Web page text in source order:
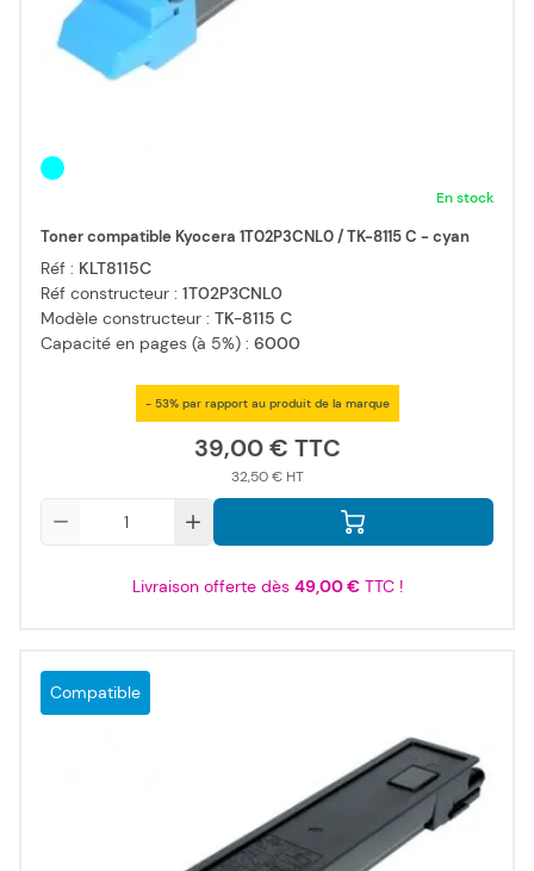
En stock
Toner compatible Kyocera 1T02P3CNL0 / TK-8115 C - cyan
Réf : KLT8115C
Réf constructeur : 1T02P3CNL0
Modèle constructeur : TK-8115 C
Capacité en pages (à 5%) : 6000
- 53% par rapport au produit de la marque
39,00 €
32,50 €
Livraison offerte dès 49,00 €TTC !
Compatible